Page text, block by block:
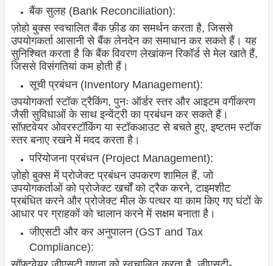
बैंक सुलह (Bank Reconciliation):
ज़ोहो बुक्स स्वचालित बैंक फ़ीड का समर्थन करता है, जिससे
उपयोगकर्ता आसानी से बैंक लेनदेन का समाधान कर सकते हैं। यह
सुनिश्चित करता है कि बैंक विवरण लेखांकन रिकॉर्ड से मेल खाते हैं,
जिससे विसंगतियां कम होती हैं।
सूची प्रबंधन (Inventory Management):
उपयोगकर्ता स्टॉक ट्रैकिंग, पुनः ऑर्डर स्तर और आइटम वर्गीकरण
जैसी सुविधाओं के साथ इन्वेंट्री का प्रबंधन कर सकते हैं।
सॉफ़्टवेयर ओवरस्टॉकिंग या स्टॉकआउट से बचते हुए, इष्टतम स्टॉक
स्तर बनाए रखने में मदद करता है।
परियोजना प्रबंधन (Project Management):
ज़ोहो बुक्स में प्रोजेक्ट प्रबंधन उपकरण शामिल हैं, जो
उपयोगकर्ताओं को प्रोजेक्ट खर्चों को ट्रैक करने, टाइमशीट
प्रबंधित करने और प्रोजेक्ट मील के पत्थर या काम किए गए घंटों के
आधार पर ग्राहकों को चालान करने में सक्षम बनाता है।
जीएसटी और कर अनुपालन (GST and Tax
Compliance):